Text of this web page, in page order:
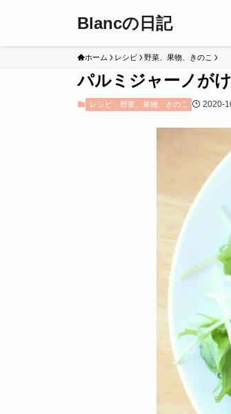
Blancの日記
ホーム レシピ 野菜、果物、きのこ
パルミジャーノが
レシピ 野菜、果物、きのこ 2020-